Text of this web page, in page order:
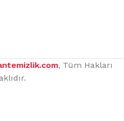
, Tüm Hakları